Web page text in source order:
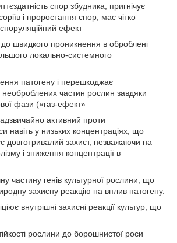
спор збудника, пригнічує
і проростання спор, має чітко
ефект
до швидкого проникнення в оброблені
локально-системного
патогену і перешкоджає
частин рослин завдяки
фази («газ-ефект»
активний проти
навіть у низьких концентраціях, що
довготривалий захист, незважаючи на
і зниження концентрації в
частину генів культурної рослини, що
захисну реакцію на вплив патогену.
внутрішні захисні реакції культур, що
рослини до борошнистої роси